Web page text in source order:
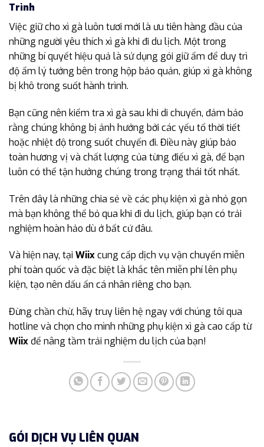
Trình
Việc giữ cho xì gà luôn tươi mới là ưu tiên hàng đầu của
những người yêu thích xì gà khi đi du lịch. Một trong
những bí quyết hiệu quả là sử dụng gói giữ ẩm để duy trì
độ ẩm lý tưởng bên trong hộp bảo quản, giúp xì gà không
bị khô trong suốt hành trình.
Bạn cũng nên kiểm tra xì gà sau khi di chuyển, đảm bảo
rằng chúng không bị ảnh hưởng bởi các yếu tố thời tiết
hoặc nhiệt độ trong suốt chuyến đi. Điều này giúp bảo
toàn hương vị và chất lượng của từng điếu xì gà, để bạn
luôn có thể tận hưởng chúng trong trạng thái tốt nhất.
Trên đây là những chia sẻ về các phụ kiện xì gà nhỏ gọn
mà bạn không thể bỏ qua khi đi du lịch, giúp bạn có trải
nghiệm hoàn hảo dù ở bất cứ đâu.
Và hiện nay, tại Wiixcung cấp dịch vụ vận chuyển miễn
phí toàn quốc và đặc biệt là khắc tên miễn phí lên phụ
kiện, tạo nên dấu ấn cá nhân riêng cho bạn.
Đừng chần chừ, hãy truy liên hệ ngay với chúng tôi qua
hotline và chọn cho mình những phụ kiện xì gà cao cấp từ
Wiix để nâng tầm trải nghiệm du lịch của bạn!
GÓI DỊCH VỤ LIÊN QUAN